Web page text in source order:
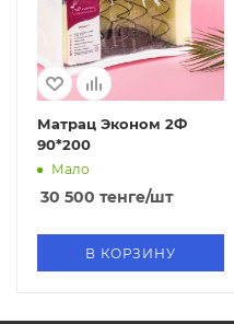
Матрац Эконом 2Ф
90*200
Мало
30 500 тенге/шт
В КОРЗИНУ